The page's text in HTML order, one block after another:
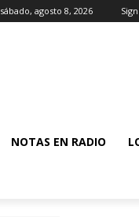
sábado, agosto 8, 2026
NOTAS EN RADIO